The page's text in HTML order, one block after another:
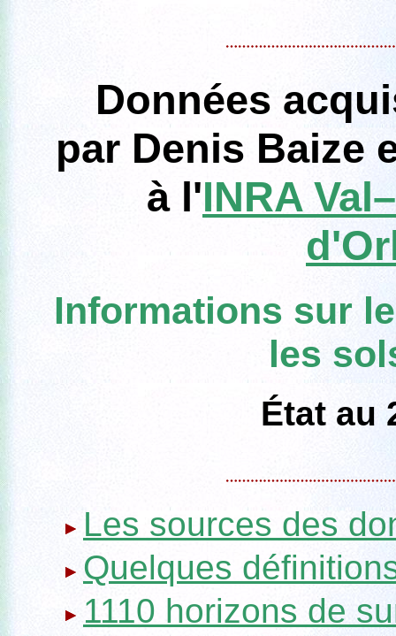
Données
par Denis Baize
à l'INRA
Informations sur
les
État au
Les sources des
Quelques
1110 horizons de